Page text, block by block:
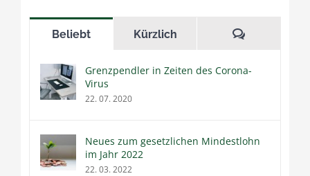
Beliebt Kürzlich
Grenzpendler in Zeiten des Corona-
Virus
22. 07. 2020
Neues zum gesetzlichen Mindestlohn
im Jahr 2022
22. 03. 2022